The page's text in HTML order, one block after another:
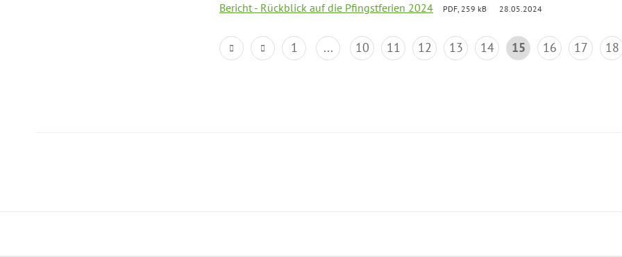
Bericht - Rückblick auf die Pfingstferien 2024 PDF, 259 kB 28.05.2024
1 ... 10 11 12 13 14 15 16 17 18